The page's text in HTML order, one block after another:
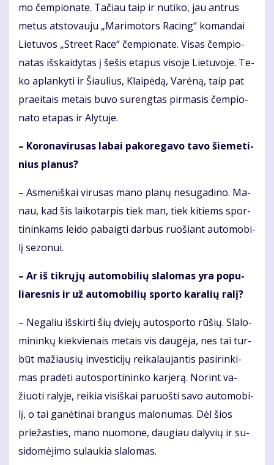
mo čem­pio­na­te. Ta­čiau taip ir nu­ti­ko, jau ant­rus
me­tus at­sto­vau­ju „Ma­ri­mo­tors Ra­cing“ ko­man­dai
Lie­tu­vos „Stre­et Ra­ce“ čem­pio­na­te. Vi­sas čem­pio­
na­tas iš­skai­dy­tas į še­šis eta­pus vi­so­je Lie­tu­vo­je. Te­
ko ap­lan­ky­ti ir Šiau­lius, Klai­pė­dą, Va­rė­ną, taip pat
pra­ei­tais me­tais bu­vo su­reng­tas pir­ma­sis čem­pio­
na­to eta­pas ir Aly­tu­je.
– Ko­ro­na­vi­ru­sas la­bai pa­ko­re­ga­vo ta­vo šie­me­ti­
nius pla­nus?
– As­me­niš­kai vi­ru­sas ma­no pla­nų ne­su­ga­di­no. Ma­
nau, kad šis lai­ko­tar­pis tiek man, tiek ki­tiems spor­
ti­nin­kams lei­do pa­baig­ti dar­bus ruo­šiant au­to­mo­bi­
lį se­zo­nui.
– Ar iš tik­rų­jų au­to­mo­bi­lių sla­lo­mas yra po­pu­
lia­res­nis ir už au­to­mo­bi­lių spor­to ka­ra­lių ra­lį?
– Ne­ga­liu iš­skir­ti šių dvie­jų au­to­spor­to rū­šių. Sla­lo­
mi­nin­kų kiek­vie­nais me­tais vis dau­gė­ja, nes tai tur­
būt ma­žiau­sių in­ves­ti­ci­jų rei­ka­lau­jan­tis pa­si­rin­ki­
mas pra­dė­ti au­to­spor­ti­nin­ko kar­je­rą. No­rint va­
žiuo­ti ra­ly­je, rei­kia vi­siš­kai pa­ruoš­ti sa­vo au­to­mo­bi­
lį, o tai ga­nė­ti­nai bran­gus ma­lo­nu­mas. Dėl šios
prie­žas­ties, ma­no nuo­mo­ne, dau­giau da­ly­vių ir su­
si­do­mė­ji­mo su­lau­kia sla­lo­mas.